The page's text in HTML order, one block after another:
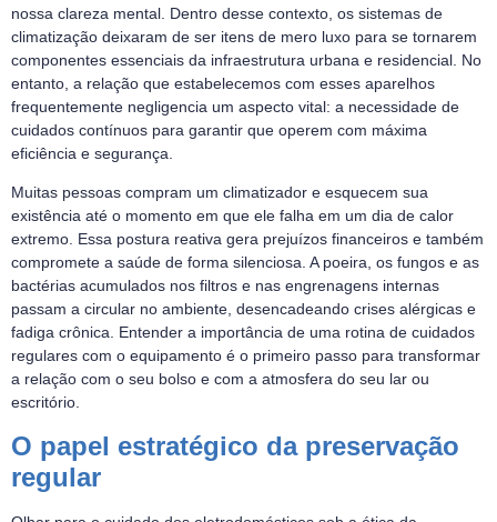
nossa clareza mental. Dentro desse contexto, os sistemas de
climatização deixaram de ser itens de mero luxo para se tornarem
componentes essenciais da infraestrutura urbana e residencial. No
entanto, a relação que estabelecemos com esses aparelhos
frequentemente negligencia um aspecto vital: a necessidade de
cuidados contínuos para garantir que operem com máxima
eficiência e segurança.
Muitas pessoas compram um climatizador e esquecem sua
existência até o momento em que ele falha em um dia de calor
extremo. Essa postura reativa gera prejuízos financeiros e também
compromete a saúde de forma silenciosa. A poeira, os fungos e as
bactérias acumulados nos filtros e nas engrenagens internas
passam a circular no ambiente, desencadeando crises alérgicas e
fadiga crônica. Entender a importância de uma rotina de cuidados
regulares com o equipamento é o primeiro passo para transformar
a relação com o seu bolso e com a atmosfera do seu lar ou
escritório.
O papel estratégico da preservação
regular